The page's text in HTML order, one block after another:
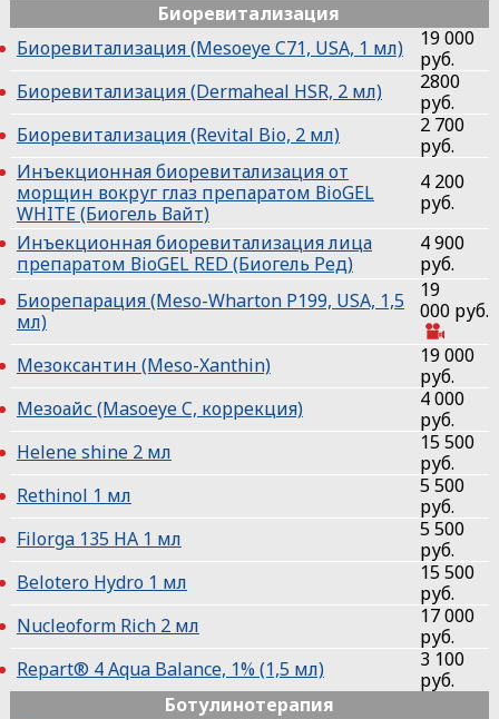
Биоревитализация
Биоревитализация (Mesoeye C71, USA, 1 мл)
19 000
руб.
Биоревитализация (Dermaheal HSR, 2 мл)
2800
руб.
Биоревитализация (Revital Bio, 2 мл)
2 700
руб.
Инъекционная биоревитализация от
морщин вокруг глаз препаратом ВioGEL
WНIТЕ (Биогель Вайт)
4 200
руб.
Инъекционная биоревитализация лица
препаратом ВioGEL RED (Биогель Ред)
4 900
руб.
Биорепарация (Meso-Wharton P199, USA, 1,5
мл)
19
000 руб.
Мезоксантин (Meso-Xanthin)
19 000
руб.
Мезоайс (Masoeye C, коррекция)
4 000
руб.
Helene shine 2 мл
15 500
руб.
Rethinol 1 мл
5 500
руб.
Filorga 135 НА 1 мл
5 500
руб.
Belotero Hydro 1 мл
15 500
руб.
Nucleoform Rich 2 мл
17 000
руб.
Repart®️ 4 Aqua Balance, 1% (1,5 мл)
3 100
руб.
Ботулинотерапия